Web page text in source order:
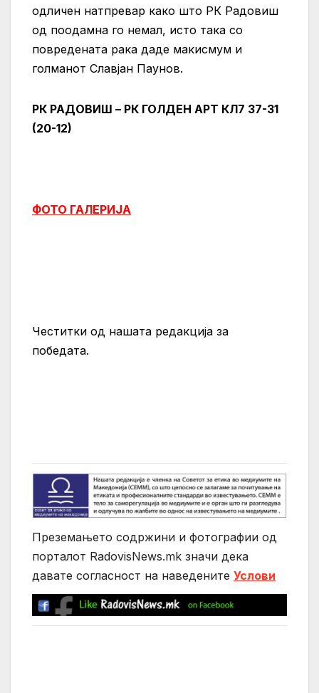
одличен натпревар како што РК Радовиш
од поодамна го немал, исто така со
повредената рака даде макисмум и
голманот Славјан Паунов.
РК РАДОВИШ – РК ГОЛДЕН АРТ КЛ7 37-31
(20-12)
ФОТО ГАЛЕРИЈА
Честитки од нашата редакција за
победата.
Преземањето содржини и фотографии од
порталот RadovisNews.mk значи дека
давате согласност на нaведените Услови